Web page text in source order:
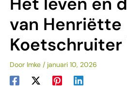
van Henriëtte
Koetschruiter
Door Imke / januari 10, 2026